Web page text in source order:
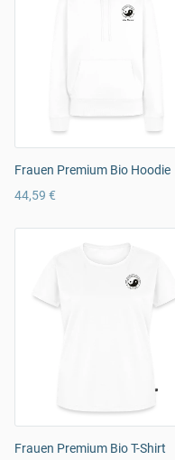
Frauen Premium Bio Hoodie
44,59 €
Frauen Premium Bio T-Shirt